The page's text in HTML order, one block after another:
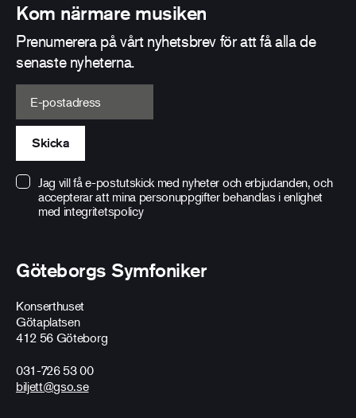
Göteborgs Symfoniker
Konserthuset
Götaplatsen
412 56 Göteborg
031-726 53 00
biljett@gso.se
Kom närmare musiken
Prenumerera på vårt nyhetsbrev för att få alla de
senaste nyheterna.
E-postadress
Skicka
Jag vill få e-postutskick med nyheter och erbjudanden, och
accepterar att mina personuppgifter behandlas i enlighet
med integritetspolicy